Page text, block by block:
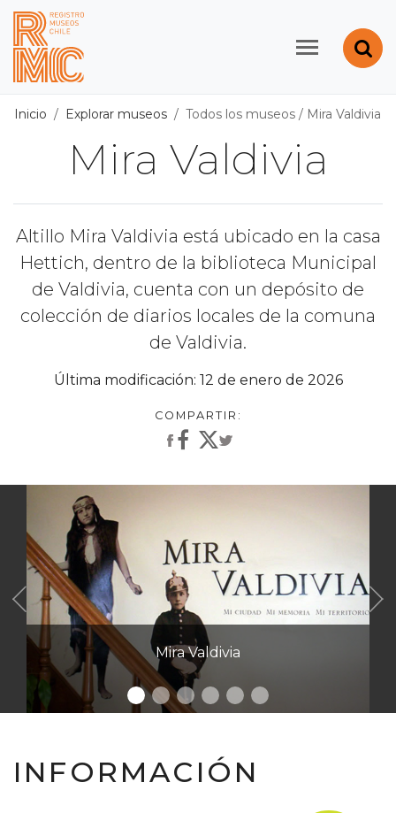
Contenido principal
Registro de Museos
Inicio Explorar museos Todos los museos / Mira Valdivia
Mira Valdivia
Altillo Mira Valdivia está ubicado en la casa
Hettich, dentro de la biblioteca Municipal
de Valdivia, cuenta con un depósito de
colección de diarios locales de la comuna
de Valdivia.
Última modificación: 12 de enero de 2026
Mira Valdivia
Anterior
INFORMACIÓN